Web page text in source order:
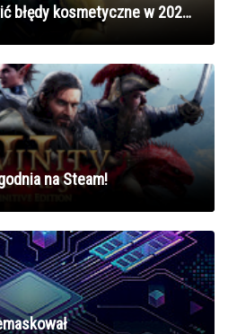
błędy kosmetyczne w 2025
na Steam!